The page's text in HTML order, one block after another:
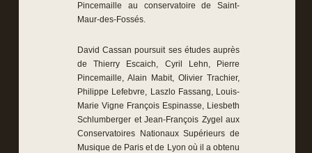
Pincemaille au conservatoire de Saint-
Maur-des-Fossés.
David Cassan poursuit ses études auprès
de Thierry Escaich, Cyril Lehn, Pierre
Pincemaille, Alain Mabit, Olivier Trachier,
Philippe Lefebvre, Laszlo Fassang, Louis-
Marie Vigne François Espinasse, Liesbeth
Schlumberger et Jean-François Zygel aux
Conservatoires Nationaux Supérieurs de
Musique de Paris et de Lyon où il a obtenu